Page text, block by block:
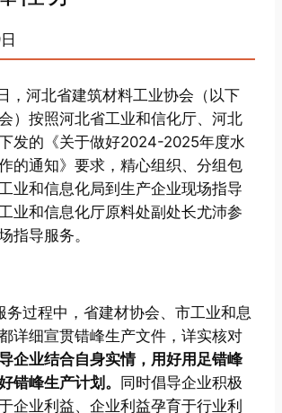
，河北省建筑材料工业协会（以下
）按照河北省工业和信化厅、河北
发的《关于做好2024-2025年度水
的通知》要求，精心组织、分组包
业和信息化局到生产企业现场指导
业和信息化厅原料处副处长尤沛参
指导服务。
务过程中，省建材协会、市工业和息
详细宣贯错峰生产文件，详实核对
企业结合自身实情，用好用足错峰
错峰生产计划。 同时倡导企业积极
企业利益、企业利益孕育于行业利